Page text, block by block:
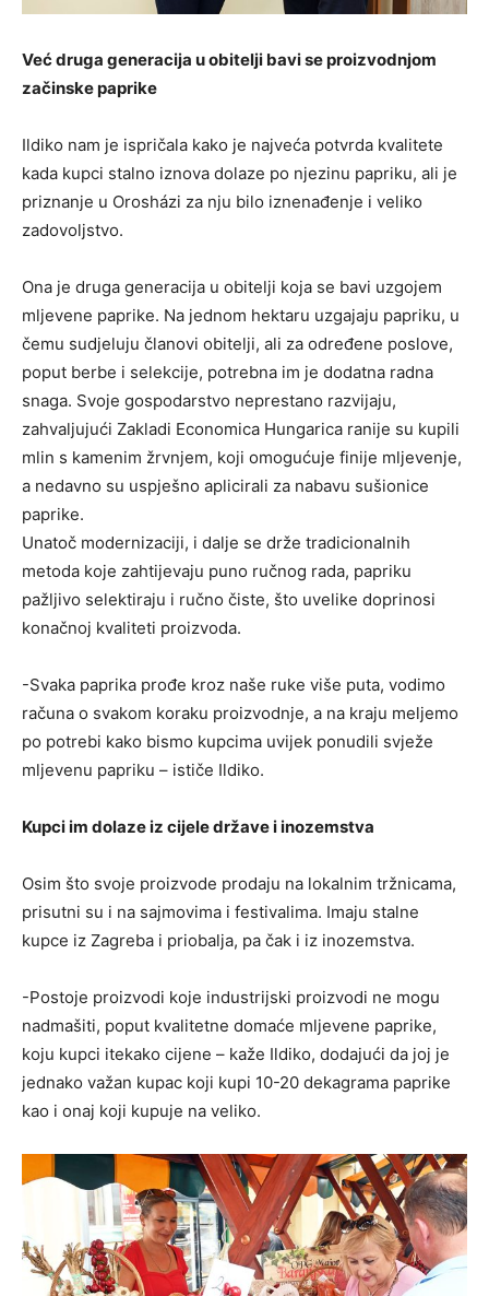
Već druga generacija u obitelji bavi se proizvodnjom
začinske paprike
Ildiko nam je ispričala kako je najveća potvrda kvalitete
kada kupci stalno iznova dolaze po njezinu papriku, ali je
priznanje u Orosházi za nju bilo iznenađenje i veliko
zadovoljstvo.
Ona je druga generacija u obitelji koja se bavi uzgojem
mljevene paprike. Na jednom hektaru uzgajaju papriku, u
čemu sudjeluju članovi obitelji, ali za određene poslove,
poput berbe i selekcije, potrebna im je dodatna radna
snaga. Svoje gospodarstvo neprestano razvijaju,
zahvaljujući Zakladi Economica Hungarica ranije su kupili
mlin s kamenim žrvnjem, koji omogućuje finije mljevenje,
a nedavno su uspješno aplicirali za nabavu sušionice
paprike.
Unatoč modernizaciji, i dalje se drže tradicionalnih
metoda koje zahtijevaju puno ručnog rada, papriku
pažljivo selektiraju i ručno čiste, što uvelike doprinosi
konačnoj kvaliteti proizvoda.
-Svaka paprika prođe kroz naše ruke više puta, vodimo
računa o svakom koraku proizvodnje, a na kraju meljemo
po potrebi kako bismo kupcima uvijek ponudili svježe
mljevenu papriku – ističe Ildiko.
Kupci im dolaze iz cijele države i inozemstva
Osim što svoje proizvode prodaju na lokalnim tržnicama,
prisutni su i na sajmovima i festivalima. Imaju stalne
kupce iz Zagreba i priobalja, pa čak i iz inozemstva.
-Postoje proizvodi koje industrijski proizvodi ne mogu
nadmašiti, poput kvalitetne domaće mljevene paprike,
koju kupci itekako cijene – kaže Ildiko, dodajući da joj je
jednako važan kupac koji kupi 10-20 dekagrama paprike
kao i onaj koji kupuje na veliko.